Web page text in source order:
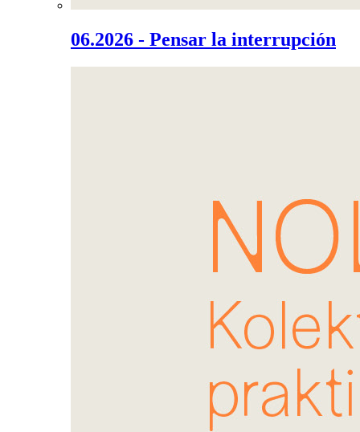
06.2026 - Pensar la interrupción